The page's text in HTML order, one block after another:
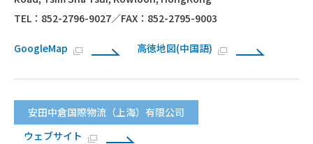
TEL：852-2796-9027／FAX：852-2795-9003
GoogleMap 高徳地図(中国語)
安田中倉国際物流（上海）有限公司
ウェブサイト